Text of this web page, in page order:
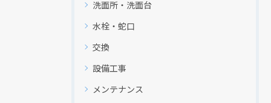
洗面所・洗面台
水栓・蛇口
交換
設備工事
メンテナンス